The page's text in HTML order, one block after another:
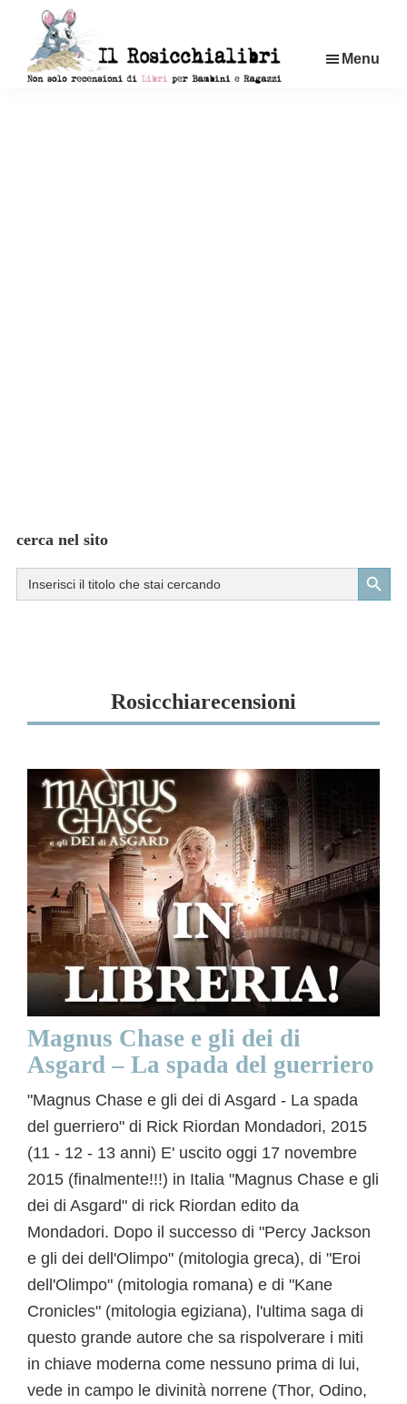
contenuto
Menu
cerca nel sito
Search
for:
Search Button
Rosicchiarecensioni
Magnus Chase e gli dei di
Asgard – La spada del guerriero
"Magnus Chase e gli dei di Asgard - La spada
del guerriero" di Rick Riordan Mondadori, 2015
(11 - 12 - 13 anni) E' uscito oggi 17 novembre
2015 (finalmente!!!) in Italia "Magnus Chase e gli
dei di Asgard" di rick Riordan edito da
Mondadori. Dopo il successo di "Percy Jackson
e gli dei dell'Olimpo" (mitologia greca), di "Eroi
dell'Olimpo" (mitologia romana) e di "Kane
Cronicles" (mitologia egiziana), l'ultima saga di
questo grande autore che sa rispolverare i miti
in chiave moderna come nessuno prima di lui,
vede in campo le divinità norrene (Thor, Odino,